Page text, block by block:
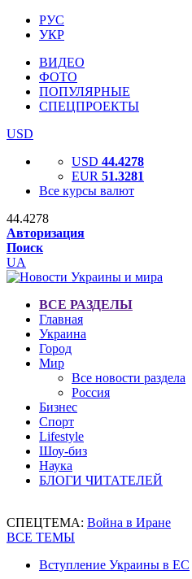
РУС
УКР
ВИДЕО
ФОТО
ПОПУЛЯРНЫЕ
СПЕЦПРОЕКТЫ
USD
USD 44.4278
EUR 51.3281
Все курсы валют
44.4278
Авторизация
Поиск
UA
ВСЕ РАЗДЕЛЫ
Главная
Украина
Город
Мир
Все новости раздела
Россия
Бизнес
Спорт
Lifestyle
Шоу-биз
Наука
БЛОГИ ЧИТАТЕЛЕЙ
СПЕЦТЕМА: Война в Иране
ВСЕ ТЕМЫ
Вступление Украины в ЕС